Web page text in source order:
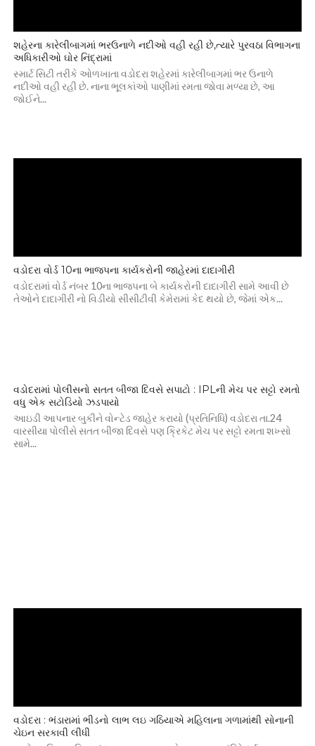
શહેરના કારેલીબાગમાં ભરઉનાળે નદીઓ વહી રહી છે,ત્યારે પુરવઠા વિભાગના
અધિકારીઓ ઘોર નિંદ્રામાં
સ્માર્ટ સિટી તરીકે ઓળખાતા વડોદરા શહેરમાં કારેલીબાગમાં ભર ઉનાળે
નદીઓ વહી રહી છે. નાના ભૂલકાંઓ પાણીમાં રમતા જોવા મળ્યા છે, આ
જોઈને...
વડોદરા વોર્ડ 10ના ભાજપના કાર્યકરોની જાહેરમાં દાદાગીરી
વડોદરામાં વોર્ડ નંબર 10ના ભાજપના બે કાર્યકરોની દાદાગીરી સામે આવી છે
તેઓને દાદાગીરી નો વિડીયો સીસીટીવી કેમેરામાં કેદ થયો છે, જેમાં એક...
વડોદરામાં પોલીસનો સતત બીજા દિવસે સપાટો : IPLની મેચ પર સટ્ટો રમતો
વધુ એક સટોડિયો ઝડપાયો
આઇડી આપનાર બુકીને વોન્ટેડ જાહેર કરાયો (પ્રતિનિધિ) વડોદરા તા.24
વારસીયા પોલીસે સતત બીજા દિવસે પણ ક્રિકેટ મેચ પર સટ્ટો રમતા શખ્સો
સામે...
વડોદરા : ભંડારામાં ભીડનો લાભ લઇ ગઠિયાએ મહિલાના ગળામાંથી સોનાની
ચેઇન સરકાવી લીધી